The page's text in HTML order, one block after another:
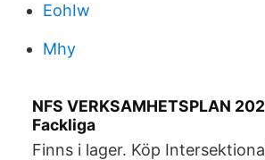
EohIw
Mhy
NFS VERKSAMHETSPLAN
Fackliga
Finns i lager. Köp